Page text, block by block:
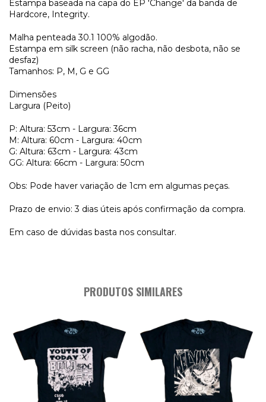
Estampa baseada na capa do EP 'Change' da banda de
Hardcore, Integrity.
Malha penteada 30.1 100% algodão.
Estampa em silk screen (não racha, não desbota, não se
desfaz)
Tamanhos: P, M, G e GG
Dimensões
Largura (Peito)
P: Altura: 53cm - Largura: 36cm
M: Altura: 60cm - Largura: 40cm
G: Altura: 63cm - Largura: 43cm
GG: Altura: 66cm - Largura: 50cm
Obs: Pode haver variação de 1cm em algumas peças.
Prazo de envio: 3 dias úteis após confirmação da compra.
Em caso de dúvidas basta nos consultar.
PRODUTOS SIMILARES